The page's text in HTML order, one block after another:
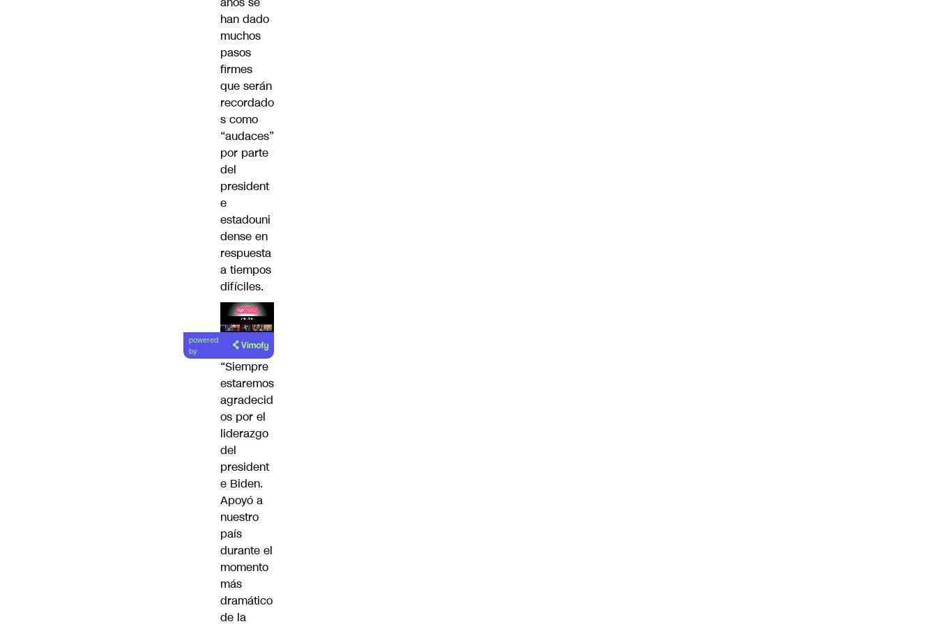
han dado
muchos
pasos
firmes
que serán
recordado
s como
“audaces”
por parte
del
president
e
estadouni
dense en
respuesta
a tiempos
difíciles.
Lea el
artículo
powered
by
“Siempre
estaremos
agradecid
os por el
liderazgo
del
president
e Biden.
Apoyó a
nuestro
país
durante el
momento
más
dramático
de la